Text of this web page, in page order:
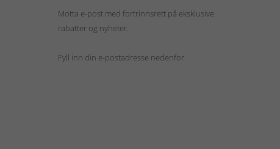
Motta e-post med fortrinnsrett på eksklusive
rabatter og nyheter.
Fyll inn din e-postadresse nedenfor.